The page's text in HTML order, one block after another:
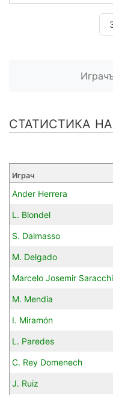
СТАТИСТИКА
Играч
Ander Herrera
L. Blondel
S. Dalmasso
M. Delgado
Marcelo Josemir
M. Mendia
I. Miramón
L. Paredes
C. Rey Domenech
J. Ruiz